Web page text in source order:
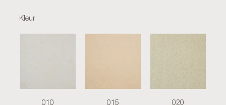
Kleur
010 015 020